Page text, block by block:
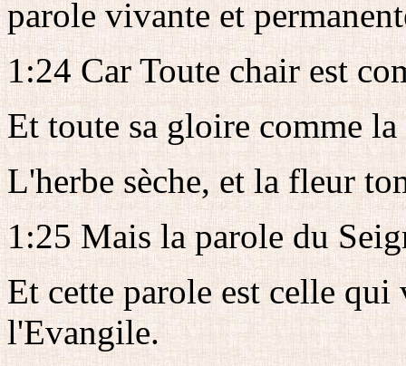
parole vivante et
1:24 Car Toute chair est
Et toute sa gloire comme
L'herbe sèche, et la fleur
1:25 Mais la parole du
Et cette parole est celle qui
l'Evangile.